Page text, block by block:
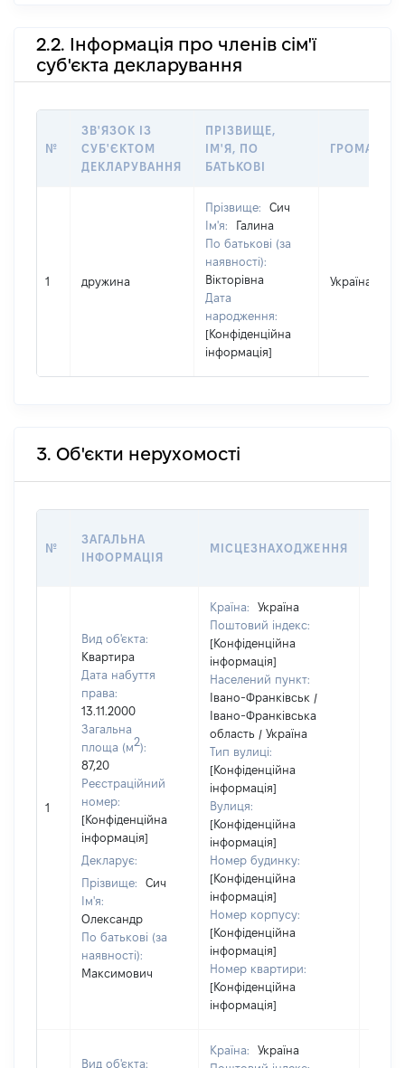
2.2. Інформація про членів сім'ї
суб'єкта декларування
№
ЗВ'ЯЗОК ІЗ
СУБ'ЄКТОМ
ДЕКЛАРУВАННЯ
ПРІЗВИЩЕ,
ІМ'Я, ПО
БАТЬКОВІ
1 дружина
Прізвище:
Сич
Ім'я:
Галина
По батькові (за
наявності):
Вікторівна
Дата
народження:
[Конфіденційна
інформація]
Україна
3. Об'єкти нерухомості
№
ЗАГАЛЬНА
ІНФОРМАЦІЯ
МІСЦЕЗНАХОДЖЕННЯ
1
Вид об'єкта:
Квартира
Дата набуття
права:
13.11.2000
Загальна
площа (м2):
87,20
Реєстраційний
номер:
[Конфіденційна
інформація]
Декларує:
Прізвище:
Сич
Ім'я:
Олександр
По батькові (за
наявності):
Максимович
Країна:
Україна
Поштовий індекс:
[Конфіденційна
інформація]
Населений пункт:
Івано-Франківськ /
Івано-Франківська
область / Україна
Тип вулиці:
[Конфіденційна
інформація]
Вулиця:
[Конфіденційна
інформація]
Номер будинку:
[Конфіденційна
інформація]
Номер корпусу:
[Конфіденційна
інформація]
Номер квартири:
[Конфіденційна
інформація]
Вид об'єкта:
Країна:
Україна